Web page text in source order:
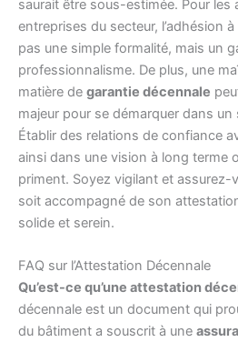
saurait être sous-estimée. Pour les
entreprises du secteur, l’adhésion
pas une simple formalité, mais un
professionnalisme. De plus, une
matière de garantie décennale
majeur pour se démarquer dans
Établir des relations de confiance
ainsi dans une vision à long terme
priment. Soyez vigilant et assurez-
soit accompagné de son
solide et serein.
FAQ sur l’Attestation Décennale
Qu’est-ce qu’une attestation
décennale est un document qui
du bâtiment a souscrit à une